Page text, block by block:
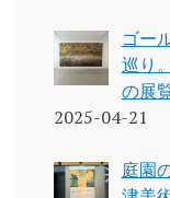
ゴー
巡り
の展
2025-04-21
庭園